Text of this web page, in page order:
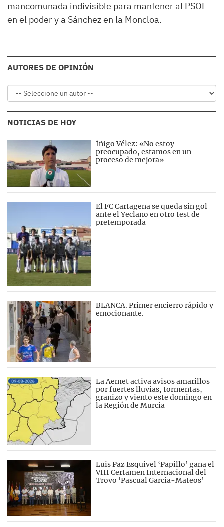
mancomunada indivisible para mantener al PSOE
en el poder y a Sánchez en la Moncloa.
AUTORES DE OPINIÓN
NOTICIAS DE HOY
Íñigo Vélez: «No estoy
preocupado, estamos en un
proceso de mejora»
El FC Cartagena se queda sin gol
ante el Yeclano en otro test de
pretemporada
BLANCA. Primer encierro rápido y
emocionante.
La Aemet activa avisos amarillos
por fuertes lluvias, tormentas,
granizo y viento este domingo en
la Región de Murcia
Luis Paz Esquivel ‘Papillo’ gana el
VIII Certamen Internacional del
Trovo ‘Pascual García-Mateos’